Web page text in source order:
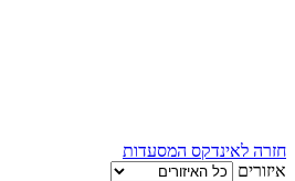
חזרה לאינדקס המסעדות
איזורים